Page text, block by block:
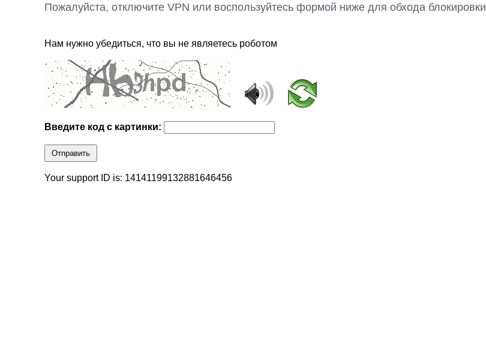
Пожалуйста, отключите VPN или воспользуйтесь формой ниже для обхода блокировки
Нам нужно убедиться, что вы не являетесь роботом
Введите код с картинки:
Отправить
Your support ID is: 14141199132881646456